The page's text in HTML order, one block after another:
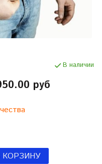
В наличии
руб
КОРЗИНУ